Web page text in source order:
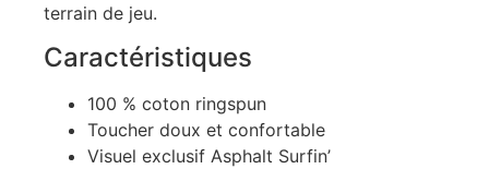
terrain de jeu.
Caractéristiques
100 % coton ringspun
Toucher doux et confortable
Visuel exclusif Asphalt Surfin’